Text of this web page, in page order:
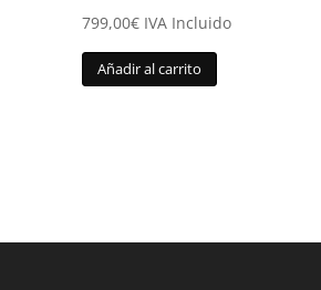
799,00€ IVA Incluido
Añadir al carrito